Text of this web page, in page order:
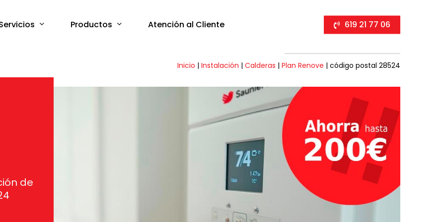
Productos Atención al Cliente 619 21 77 06
Inicio | Instalación | Calderas | Plan Renove | código postal 28524
de